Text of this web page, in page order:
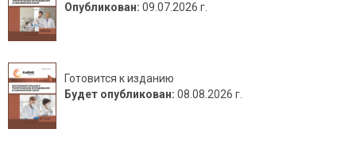
Опубликован: 09.07.2026 г.
Готовится к изданию
Будет опубликован: 08.08.2026 г.